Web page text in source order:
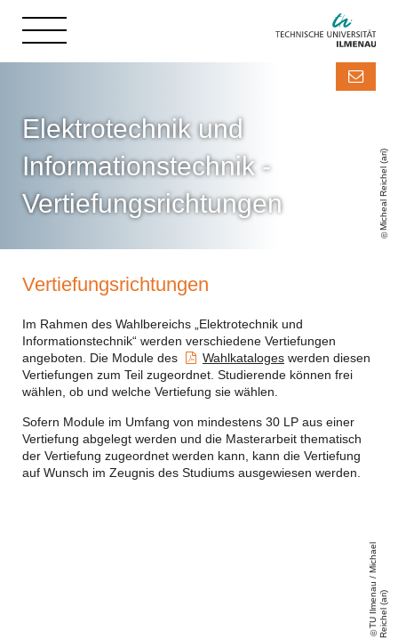
Micheal Reichel (ari)
Elektrotechnik und
Informationstechnik -
Vertiefungsrichtungen
Vertiefungsrichtungen
Im Rahmen des Wahlbereichs „Elektrotechnik und
Informationstechnik“ werden verschiedene Vertiefungen
angeboten. Die Module des
Wahlkataloges werden diesen
Vertiefungen zum Teil zugeordnet. Studierende können frei
wählen, ob und welche Vertiefung sie wählen.
Sofern Module im Umfang von mindestens 30 LP aus einer
Vertiefung abgelegt werden und die Masterarbeit thematisch
der Vertiefung zugeordnet werden kann, kann die Vertiefung
auf Wunsch im Zeugnis des Studiums ausgewiesen werden.
T
U
Il
m
en
a
u
/
Mi
c
h
a
el
R
ei
c
h
el
(
a
ri)